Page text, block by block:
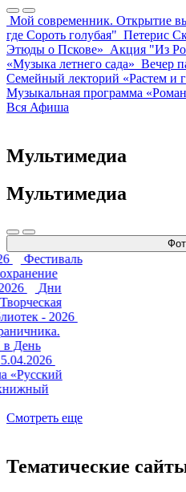
Мой современник. Открытие
где Сороть голубая" Петерис
Этюды о Пскове» Акция "Из
«Музыка летнего сада» Вечер
Семейный лекторий «Растем и
Музыкальная программа
Вся Афиша
Мультимедиа
Мультимедиа
Фестиваль
Дни
- 2026
в День
«Русский
Смотреть еще
Тематические